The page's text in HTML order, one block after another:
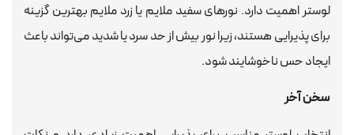
لوستر اهمیت دارد. نورهای سفید ملایم یا زرد ملایم بهترین گزینه
برای پذیرایی هستند، زیرا نور بیش از حد سرد یا شدید می‌تواند باعث
ایجاد حس ناخوشایند شود.
سخن آخر